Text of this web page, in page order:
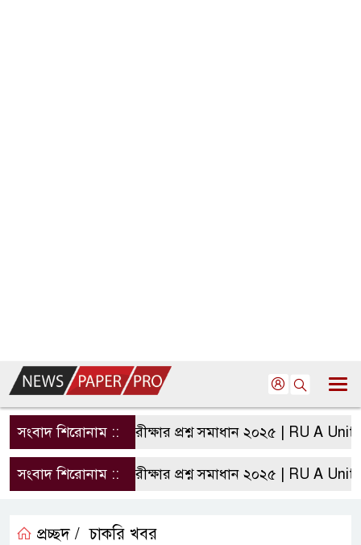
সংবাদ শিরোনাম ::
রাবি এ ইউনিট পরীক্ষার প্রশ্ন সমাধান ২০২৫ | RU A Unit
সংবাদ শিরোনাম ::
রাবি এ ইউনিট পরীক্ষার প্রশ্ন সমাধান ২০২৫ | RU A Unit
প্রচ্ছদ / চাকরি খবর